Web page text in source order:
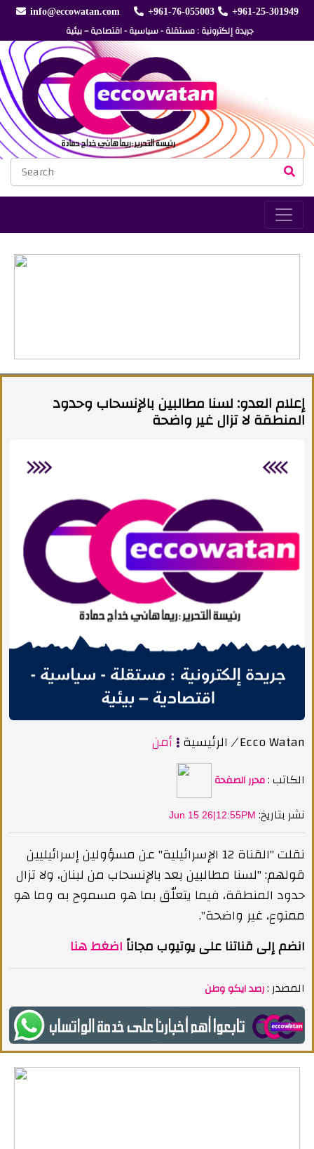
info@eccowatan.com +961-76-055003 +961-25-301949
جريدة إلكترونية : مستقلة - سياسية - اقتصادية – بيئية
إعلام العدو: لسنا مطالبين بالإنسحاب وحدود
المنطقة لا تزال غير واضحة
الرئيسية أمن /Ecco Watan
الكاتب :محرر الصفحة
Jun 15 26|12:55PM :نشر بتاريخ
نقلت "القناة 12 الإسرائيلية" عن مسؤولين إسرائيليين
قولهم: "لسنا مطالبين بعد بالإنسحاب من لبنان، ولا تزال
حدود المنطقة، فيما يتعلّق بما هو مسموح به وما هو
ممنوع، غير واضحة".
انضم إلى قناتنا على يوتيوب مجاناً اضغط هنا
المصدر :رصد ايكو وطن